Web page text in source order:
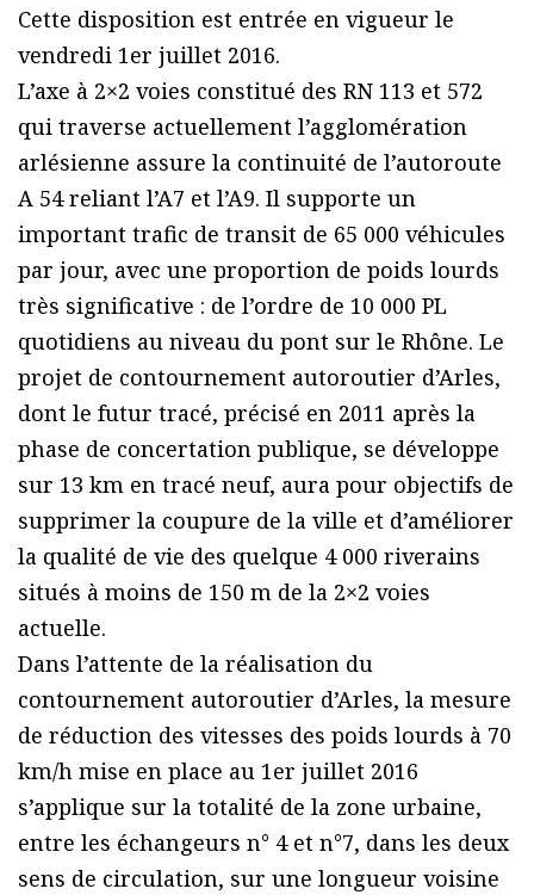
Cette disposition est entrée en vigueur le
vendredi 1er juillet 2016.
L’axe à 2×2 voies constitué des RN 113 et 572
qui traverse actuellement l’agglomération
arlésienne assure la continuité de l’autoroute
A 54 reliant l’A7 et l’A9. Il supporte un
important trafic de transit de 65 000 véhicules
par jour, avec une proportion de poids lourds
très significative : de l’ordre de 10 000 PL
quotidiens au niveau du pont sur le Rhône. Le
projet de contournement autoroutier d’Arles,
dont le futur tracé, précisé en 2011 après la
phase de concertation publique, se développe
sur 13 km en tracé neuf, aura pour objectifs de
supprimer la coupure de la ville et d’améliorer
la qualité de vie des quelque 4 000 riverains
situés à moins de 150 m de la 2×2 voies
actuelle.
Dans l’attente de la réalisation du
contournement autoroutier d’Arles, la mesure
de réduction des vitesses des poids lourds à 70
km/h mise en place au 1er juillet 2016
s’applique sur la totalité de la zone urbaine,
entre les échangeurs n° 4 et n°7, dans les deux
sens de circulation, sur une longueur voisine